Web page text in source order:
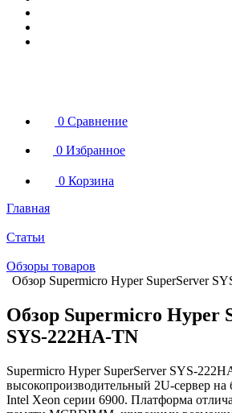
0 Сравнение
0 Избранное
0 Корзина
Главная
Статьи
Обзоры товаров
Обзор Supermicro Hyper SuperServer
Обзор Supermicro Hyper
SYS-222HA-TN
Supermicro Hyper SuperServer SYS-
высокопроизводительный 2U-сервер на
Intel Xeon серии 6900. Платформа